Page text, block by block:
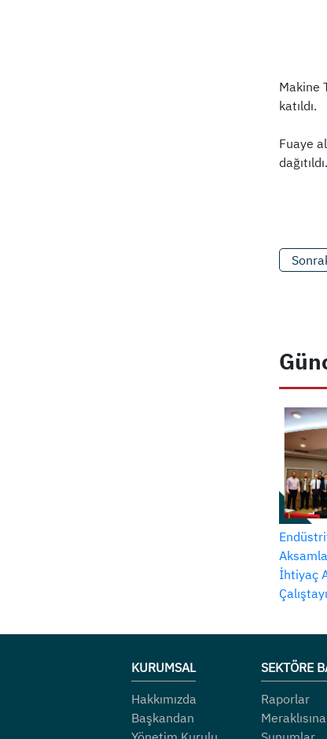
Makine
katıldı.
Fuaye
İhtiyaç
KURUMSAL
Hakkımızda
Başkandan
SEKTÖRE
Raporlar